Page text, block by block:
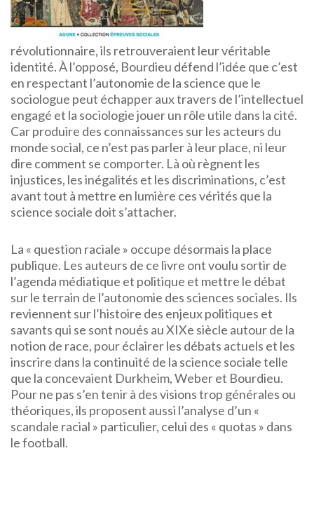
révolutionnaire, ils retrouveraient leur véritable
identité. À l’opposé, Bourdieu défend l’idée que c’est
en respectant l’autonomie de la science que le
sociologue peut échapper aux travers de l’intellectuel
engagé et la sociologie jouer un rôle utile dans la cité.
Car produire des connaissances sur les acteurs du
monde social, ce n’est pas parler à leur place, ni leur
dire comment se comporter. Là où règnent les
injustices, les inégalités et les discriminations, c’est
avant tout à mettre en lumière ces vérités que la
science sociale doit s’attacher.
La « question raciale » occupe désormais la place
publique. Les auteurs de ce livre ont voulu sortir de
l’agenda médiatique et politique et mettre le débat
sur le terrain de l’autonomie des sciences sociales. Ils
reviennent sur l’histoire des enjeux politiques et
savants qui se sont noués au XIXe siècle autour de la
notion de race, pour éclairer les débats actuels et les
inscrire dans la continuité de la science sociale telle
que la concevaient Durkheim, Weber et Bourdieu.
Pour ne pas s’en tenir à des visions trop générales ou
théoriques, ils proposent aussi l’analyse d’un «
scandale racial » particulier, celui des « quotas » dans
le football.